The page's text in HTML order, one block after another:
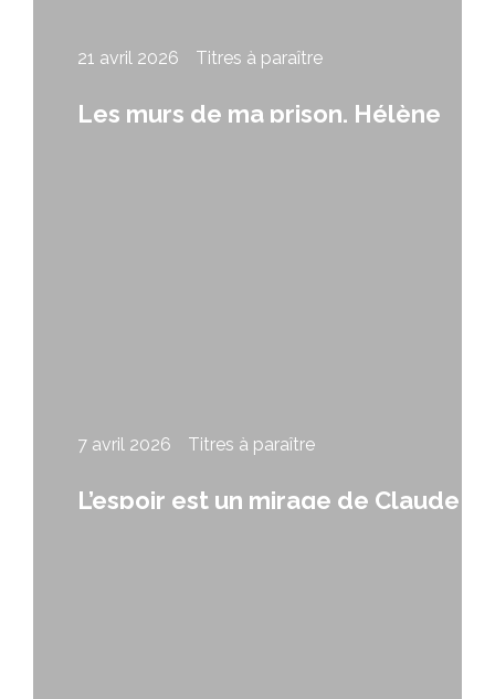
21 avril 2026 Titres à paraître
Les murs de ma prison, Hélène
7 avril 2026 Titres à paraître
L’espoir est un mirage de Claude